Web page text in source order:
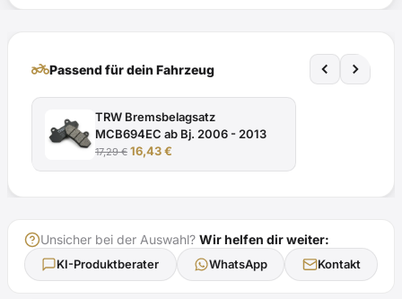
Menge
two_wheelerPassend für dein Fahrzeug
TRW Bremsbelagsatz
MCB694EC ab Bj. 2006 - 2013
17,29€ 16,43€
Unsicher bei der Auswahl? Wir helfen dir weiter:
KI-Produktberater WhatsApp Kontakt